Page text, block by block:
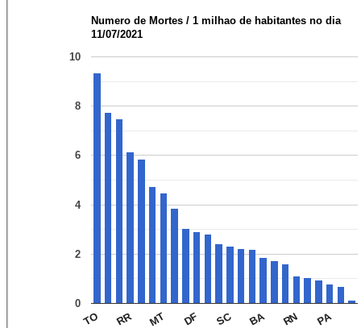
Numero de Mortes / 1 milhao de habitantes no dia
11/07/2021
TO RR MT DF SC BA RN PA
0
2
4
6
8
10